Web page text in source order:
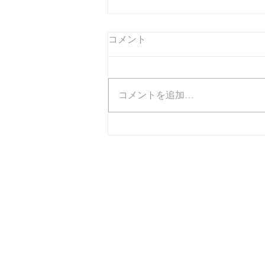
夏休みのお知らせです。
コメント
コメントを追加…